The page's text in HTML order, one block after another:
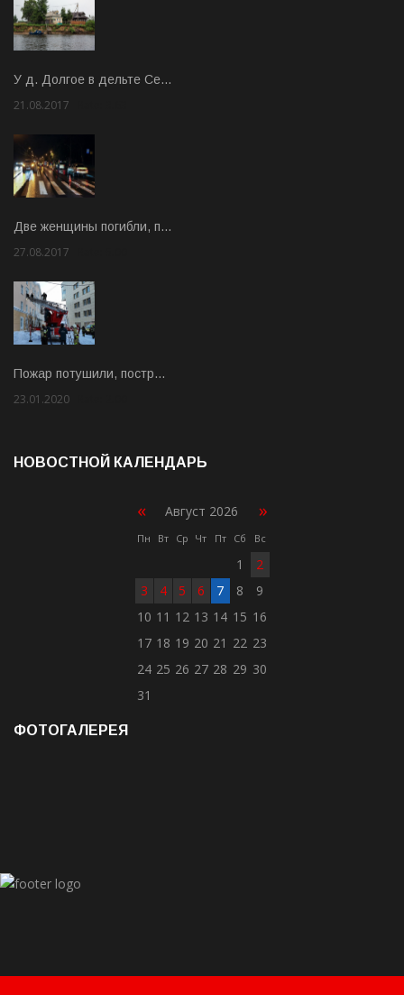
У д. Долгое в дельте Се…
21.08.2017
Две женщины погибли, п…
27.08.2017
Пожар потушили, постр…
23.01.2020
НОВОСТНОЙ КАЛЕНДАРЬ
« Август 2026 »
Пн Вт Ср Чт Пт Сб Вс
1
2
3
4 5 6 7 8
9
10 11 12 13 14 15 16
17 18 19 20 21 22 23
24 25 26 27 28 29 30
31
ФОТОГАЛЕРЕЯ